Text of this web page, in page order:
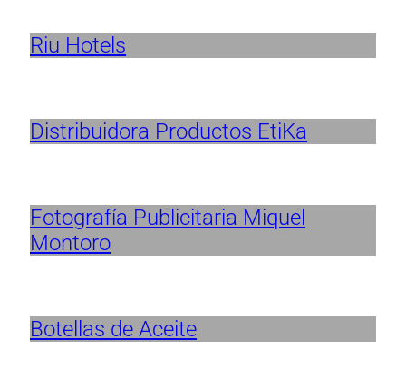
Riu Hotels
Distribuidora Productos EtiKa
Fotografía Publicitaria Miquel
Montoro
Botellas de Aceite